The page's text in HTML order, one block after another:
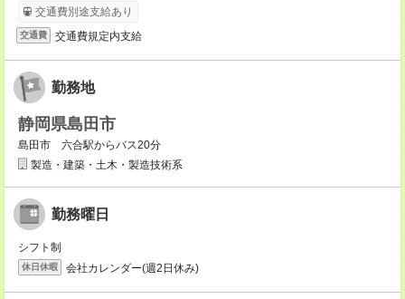
交通費別途支給あり
交通費 交通費規定内支給
勤務地
静岡県島田市
島田市 六合駅からバス20分
製造・建築・土木・製造技術系
勤務曜日
シフト制
休日休暇 会社カレンダー(週2日休み)